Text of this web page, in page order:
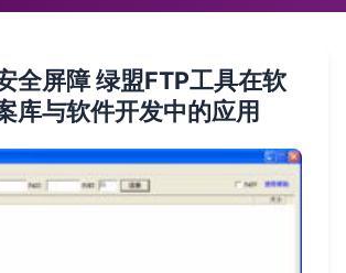
全屏障 绿盟FTP工具在软
库与软件开发中的应用